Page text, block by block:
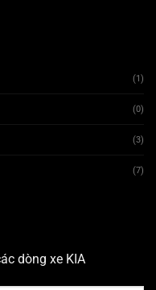
(1)
(0)
(3)
(7)
dòng xe KIA